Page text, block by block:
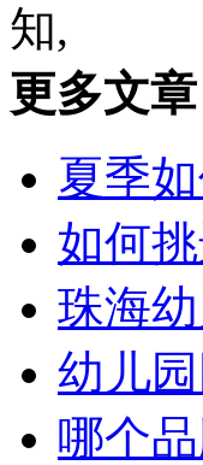
知,
更多文章
夏季
如何
珠海
幼儿
哪个